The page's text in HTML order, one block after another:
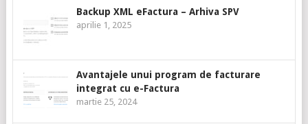
Backup XML eFactura – Arhiva SPV
aprilie 1, 2025
Avantajele unui program de facturare
integrat cu e-Factura
martie 25, 2024